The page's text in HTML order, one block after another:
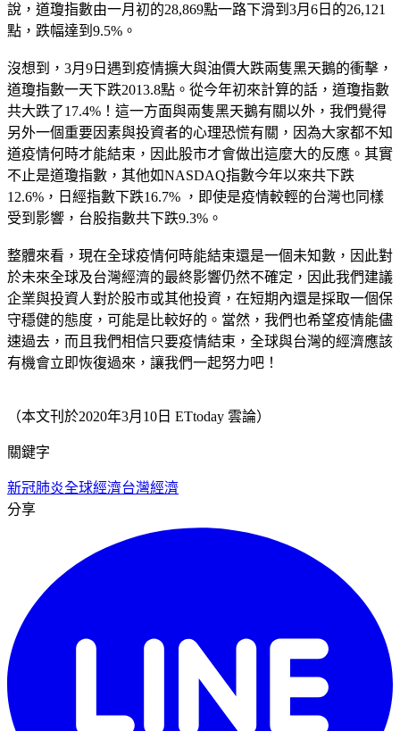
說，道瓊指數由一月初的28,869點一路下滑到3月6日的26,121
點，跌幅達到9.5%。
沒想到，3月9日遇到疫情擴大與油價大跌兩隻黑天鵝的衝擊，
道瓊指數一天下跌2013.8點。從今年初來計算的話，道瓊指數
共大跌了17.4%！這一方面與兩隻黑天鵝有關以外，我們覺得
另外一個重要因素與投資者的心理恐慌有關，因為大家都不知
道疫情何時才能結束，因此股市才會做出這麼大的反應。其實
不止是道瓊指數，其他如NASDAQ指數今年以來共下跌
12.6%，日經指數下跌16.7% ，即使是疫情較輕的台灣也同樣
受到影響，台股指數共下跌9.3%。
整體來看，現在全球疫情何時能結束還是一個未知數，因此對
於未來全球及台灣經濟的最終影響仍然不確定，因此我們建議
企業與投資人對於股市或其他投資，在短期內還是採取一個保
守穩健的態度，可能是比較好的。當然，我們也希望疫情能儘
速過去，而且我們相信只要疫情結束，全球與台灣的經濟應該
有機會立即恢復過來，讓我們一起努力吧！
（本文刊於2020年3月10日 ETtoday 雲論）
關鍵字
新冠肺炎全球經濟台灣經濟
分享